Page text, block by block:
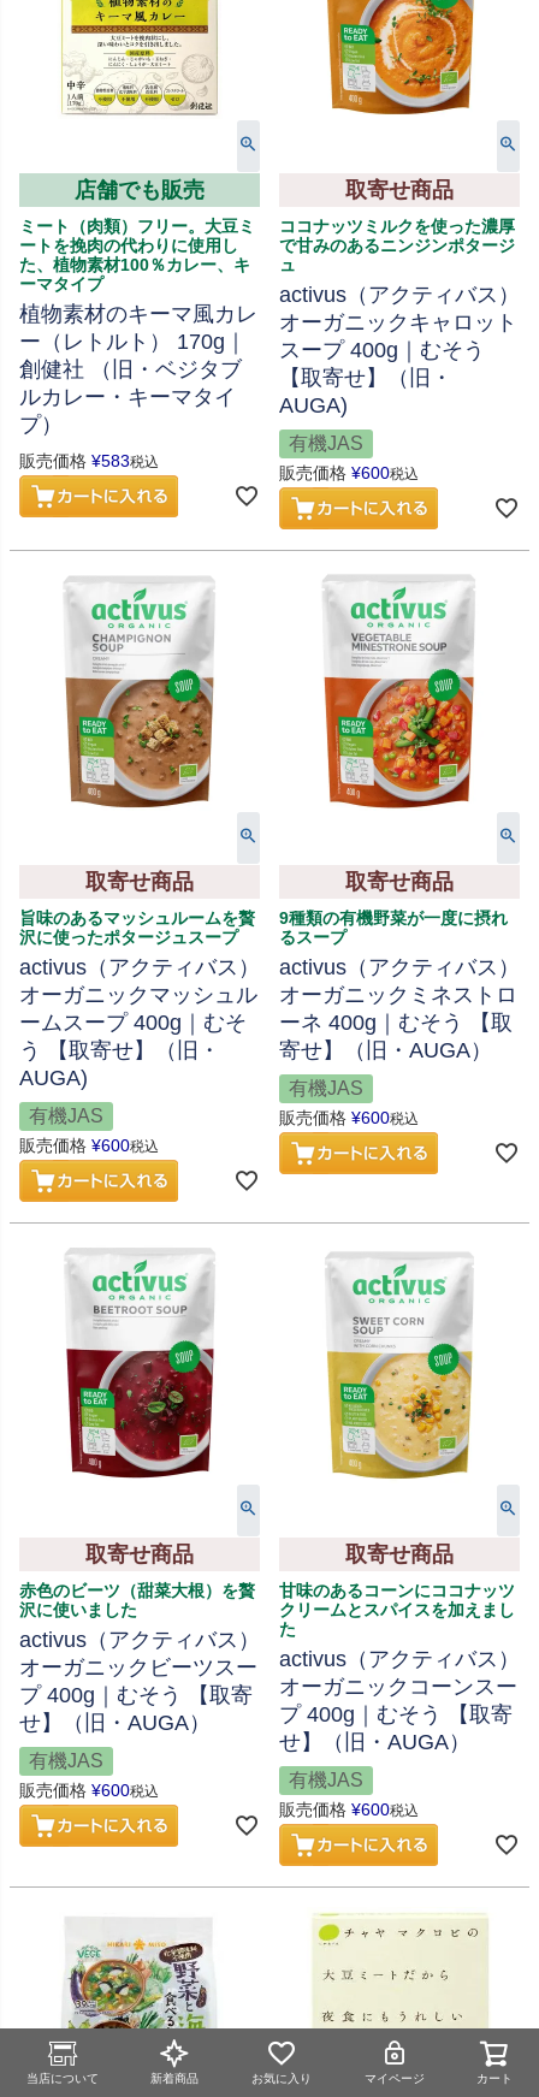
当店について 新着商品 お気に入り マイページ カート
店舗でも販売
ミート（肉類）フリー。大豆ミ
ートを挽肉の代わりに使用し
た、植物素材100％カレー、キ
ーマタイプ
植物素材のキーマ風カレ
ー（レトルト） 170g｜
創健社 （旧・ベジタブ
ルカレー・キーマタイ
プ）
販売価格 ¥583税込
取寄せ商品
ココナッツミルクを使った濃厚
で甘みのあるニンジンポタージ
ュ
activus（アクティバス）
オーガニックキャロット
スープ 400g｜むそう
【取寄せ】（旧・
AUGA)
有機JAS
販売価格 ¥600税込
取寄せ商品
旨味のあるマッシュルームを贅
沢に使ったポタージュスープ
activus（アクティバス）
オーガニックマッシュル
ームスープ 400g｜むそ
う 【取寄せ】（旧・
AUGA)
有機JAS
販売価格 ¥600税込
取寄せ商品
9種類の有機野菜が一度に摂れ
るスープ
activus（アクティバス）
オーガニックミネストロ
ーネ 400g｜むそう 【取
寄せ】（旧・AUGA）
有機JAS
販売価格 ¥600税込
取寄せ商品
赤色のビーツ（甜菜大根）を贅
沢に使いました
activus（アクティバス）
オーガニックビーツスー
プ 400g｜むそう 【取寄
せ】（旧・AUGA）
有機JAS
販売価格 ¥600税込
取寄せ商品
甘味のあるコーンにココナッツ
クリームとスパイスを加えまし
た
activus（アクティバス）
オーガニックコーンスー
プ 400g｜むそう 【取寄
せ】（旧・AUGA）
有機JAS
販売価格 ¥600税込